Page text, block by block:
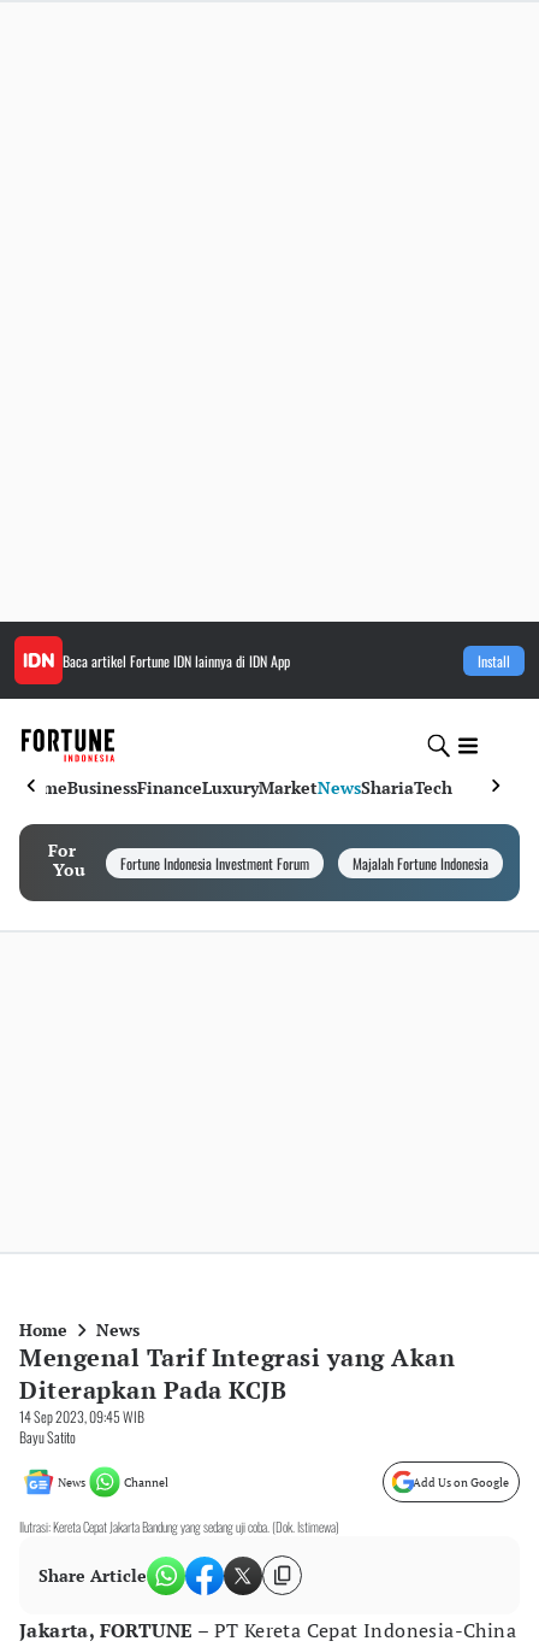
Baca artikel Fortune IDNlainnya di IDN App Install
HomeBusinessFinanceLuxuryMarketNewsShariaTech
For
You
Fortune Indonesia Investment Forum Majalah Fortune Indonesia
Home News
Mengenal Tarif Integrasi yang Akan
Diterapkan Pada KCJB
14 Sep 2023, 09:45 WIB
Bayu Satito
News Channel Add Us on Google
Ilutrasi: Kereta Cepat Jakarta Bandung yang sedang uji coba. (Dok. Istimewa)
Share Article
Jakarta, FORTUNE – PT Kereta Cepat Indonesia-China